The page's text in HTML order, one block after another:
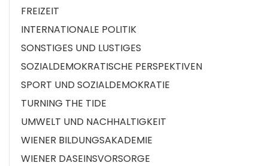
FREIZEIT
INTERNATIONALE POLITIK
SONSTIGES UND LUSTIGES
SOZIALDEMOKRATISCHE PERSPEKTIVEN
SPORT UND SOZIALDEMOKRATIE
TURNING THE TIDE
UMWELT UND NACHHALTIGKEIT
WIENER BILDUNGSAKADEMIE
WIENER DASEINSVORSORGE